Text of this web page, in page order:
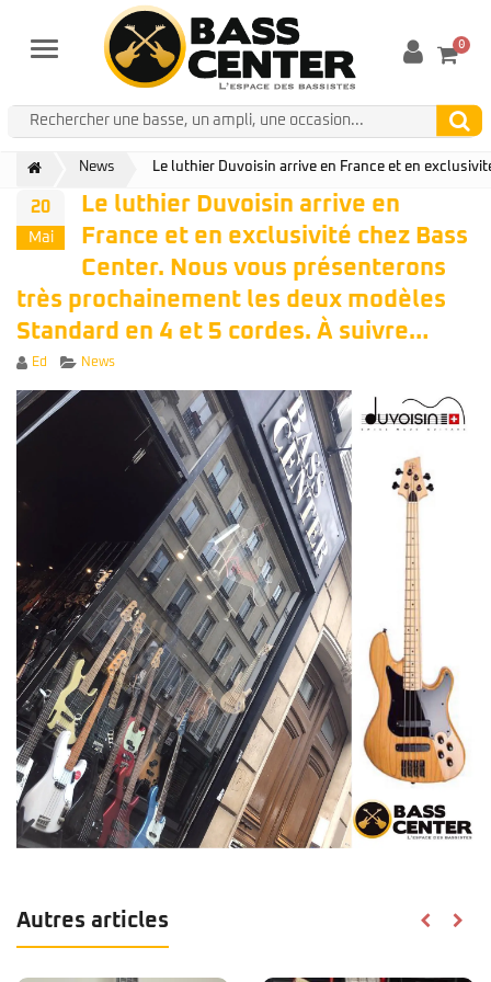
Menu 0
News Le luthier Duvoisin arrive en France et en
20
Mai
Le luthier Duvoisin arrive en
France et en exclusivité chez Bass
Center. Nous vous présenterons
très prochainement les deux modèles
Standard en 4 et 5 cordes. À suivre…
Author
Ed Categories
News
Autres articles